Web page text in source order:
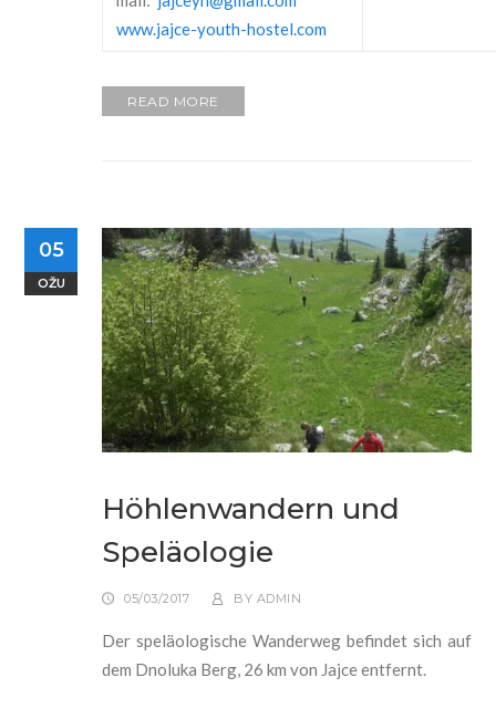
www.jajce-youth-hostel.com
READ MORE
05
OŽU
Höhlenwandern und
Speläologie
05/03/2017 BY ADMIN
Der speläologische Wanderweg befindet sich auf
dem Dnoluka Berg, 26 km von Jajce entfernt.